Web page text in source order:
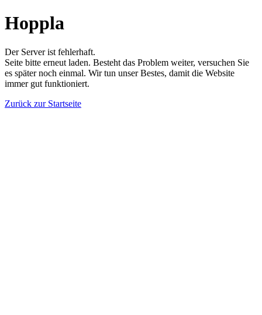
Hoppla
Der Server ist fehlerhaft.
Seite bitte erneut laden. Besteht das Problem weiter, versuchen Sie
es später noch einmal. Wir tun unser Bestes, damit die Website
immer gut funktioniert.
Zurück zur Startseite